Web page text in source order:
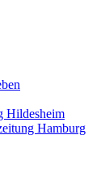
Hildesheim
Hamburg